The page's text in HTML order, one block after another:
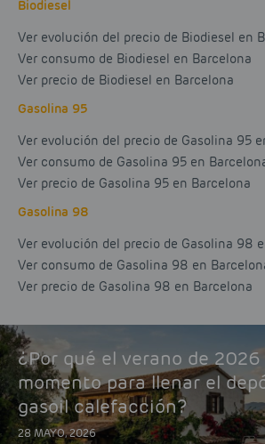
Biodiesel
Ver evolución del precio de Biodiesel en
Ver consumo de Biodiesel en Barcelona
Ver precio de Biodiesel en Barcelona
Gasolina 95
Ver evolución del precio de Gasolina 95
Ver consumo de Gasolina 95 en
Ver precio de Gasolina 95 en Barcelona
Gasolina 98
Ver evolución del precio de Gasolina 98
Ver consumo de Gasolina 98 en
Ver precio de Gasolina 98 en Barcelona
¿Por qué el verano de
momento para llenar el
gasoil calefacción?
28 MAYO, 2026